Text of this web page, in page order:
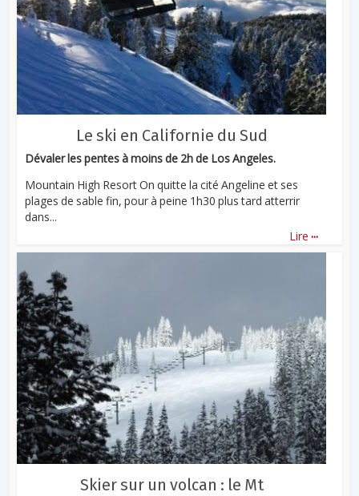
Le ski en Californie du Sud
Dévaler les pentes à moins de 2h de Los Angeles.
Mountain High Resort On quitte la cité Angeline et ses
plages de sable fin, pour à peine 1h30 plus tard atterrir
dans...
Lire ...
Skier sur un volcan : le Mt